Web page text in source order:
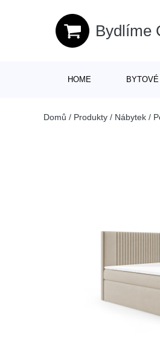
Bydlíme
HOME
Domů / Produkty / Nábytek /